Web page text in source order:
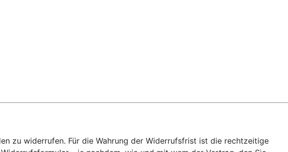
zu widerrufen. Für die Wahrung der Widerrufsfrist ist die rechtzeitige